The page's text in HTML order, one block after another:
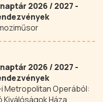
2026 / 2027 -
2026 / 2027 -
Metropolitan Operából:
Kiválóságok Háza